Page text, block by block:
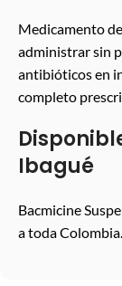
Medicamento
administrar sin
antibióticos en
completo
Ibagué
Bacmicine
a toda